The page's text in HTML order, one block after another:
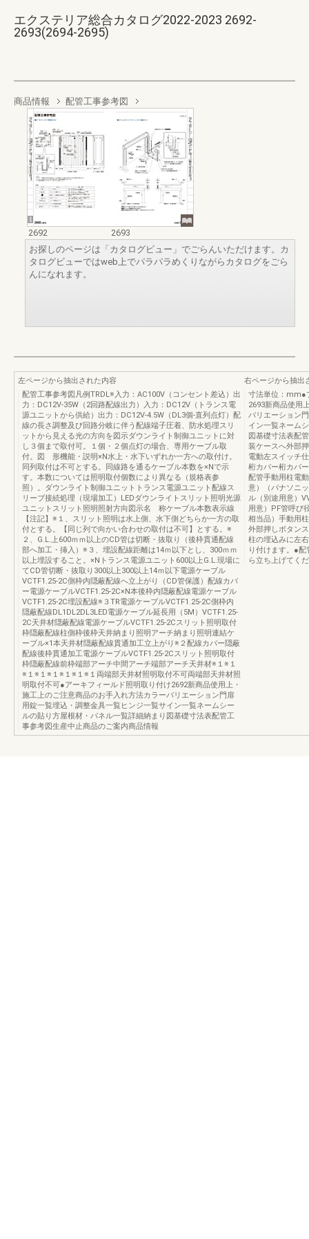
エクステリア総合カタログ2022-2023 2692-
2693(2694-2695)
商品情報 配管工事参考図
2692
2693
お探しのページは「カタログビュー」でごらんいただけます。カ
タログビューではweb上でパラパラめくりながらカタログをごら
んになれます。
左ページから抽出された内容
配管工事参考図凡例TRDL※入力：AC100V（コンセント差込）出
力：DC12V-35W（2回路配線出力）入力：DC12V（トランス電
源ユニットから供給）出力：DC12V-4.5W（DL3個-直列点灯）配
線の長さ調整及び回路分岐に伴う配線端子圧着、防水処理スリ
ットから見える光の方向を図示ダウンライト制御ユニットに対
し３個まで取付可。１個・２個点灯の場合、専用ケーブル取
付。図 形機能・説明×N水上・水下いずれか一方への取付け。
同列取付は不可とする。同線路を通るケーブル本数を×Nで示
す。本数については照明取付個数により異なる（規格表参
照）。ダウンライト制御ユニットトランス電源ユニット配線ス
リーブ接続処理（現場加工）LEDダウンライトスリット照明光源
ユニットスリット照明照射方向図示名 称ケーブル本数表示線
【注記】※１、スリット照明は水上側、水下側どちらか一方の取
付とする。【同じ列で向かい合わせの取付は不可】とする。※
２、G.L.上600ｍｍ以上のCD管は切断・抜取り（後枠貫通配線
部へ加工・挿入）※３、埋設配線距離は14ｍ以下とし、300ｍｍ
以上埋設すること。×Nトランス電源ユニット600以上G.L.現場に
てCD管切断・抜取り300以上300以上14ｍ以下電源ケーブル
VCTF1.25-2C側枠内隠蔽配線へ立上がり（CD管保護）配線カバ
ー電源ケーブルVCTF1.25-2C×N本後枠内隠蔽配線電源ケーブル
VCTF1.25-2C埋設配線※３TR電源ケーブルVCTF1.25-2C側枠内
隠蔽配線DL1DL2DL3LED電源ケーブル延長用（5M）VCTF1.25-
2C天井材隠蔽配線電源ケーブルVCTF1.25-2Cスリット照明取付
枠隠蔽配線柱側枠後枠天井納まり照明アーチ納まり照明連結ケ
ーブル×1本天井材隠蔽配線貫通加工立上がり※２配線カバー隠蔽
配線後枠貫通加工電源ケーブルVCTF1.25-2Cスリット照明取付
枠隠蔽配線前枠端部アーチ中間アーチ端部アーチ天井材※１※１
※１※１※１※１※１※１両端部天井材照明取付不可両端部天井材照
明取付不可●アーキフィールド照明取り付け2692新商品使用上・
施工上のご注意商品のお手入れ方法カラーバリエーション門扉
用錠一覧埋込・調整金具一覧ヒンジ一覧サイン一覧ネームシー
ルの貼り方屋根材・パネル一覧詳細納まり図基礎寸法表配管工
事参考図生産中止商品のご案内商品情報
右ページから抽出
寸法単位：mm●
2693新商品使用
バリエーション
イン一覧ネーム
図基礎寸法表配
装ケースへ外部
電動左スイッチ
桁カバー桁カバ
配管手動用柱電
意）（パナソニ
ル（別途用意）
用意）PF管呼び
相当品）手動用
外部押しボタン
柱の埋込みに左
り付けます。●
ら立ち上げてく